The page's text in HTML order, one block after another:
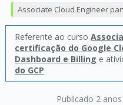
Publicado 2
Associate Cloud Engineer
Referente ao curso
certificação do Google
Dashboard e Billing e
do GCP